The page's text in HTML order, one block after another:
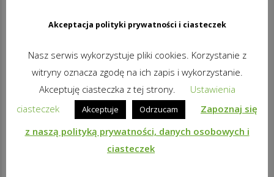
ALKOHOL
Akceptacja polityki prywatności i ciasteczek
Nasz serwis wykorzystuje pliki cookies. Korzystanie z
witryny oznacza zgodę na ich zapis i wykorzystanie.
Akceptuję ciasteczka z tej strony.
Ustawienia
ciasteczek
Akceptuje Odrzucam
Zapoznaj się
z naszą polityką prywatności, danych osobowych i
ciasteczek